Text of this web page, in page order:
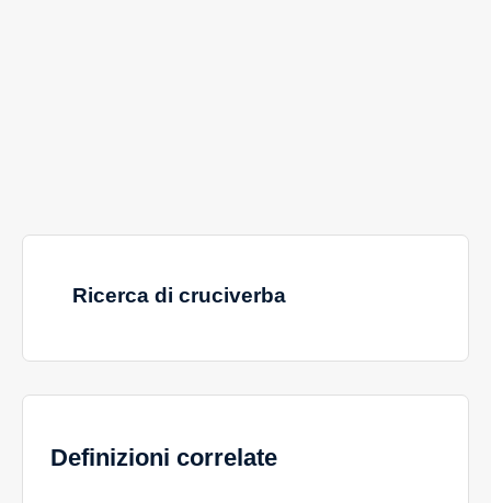
Ricerca di cruciverba
Definizioni correlate